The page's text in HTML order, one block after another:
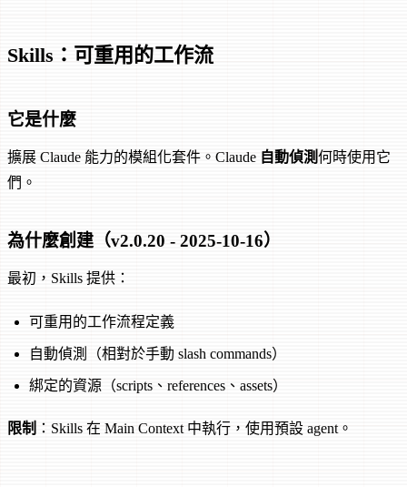
Skills：可重用的工作流
它是什麼
擴展 Claude 能力的模組化套件。Claude 自動偵測何時使用它
們。
為什麼創建（v2.0.20 - 2025-10-16）
最初，Skills 提供：
可重用的工作流程定義
自動偵測（相對於手動 slash commands）
綁定的資源（scripts、references、assets）
限制 ：Skills 在 Main Context 中執行，使用預設 agent。